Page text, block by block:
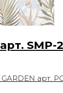
SMP-